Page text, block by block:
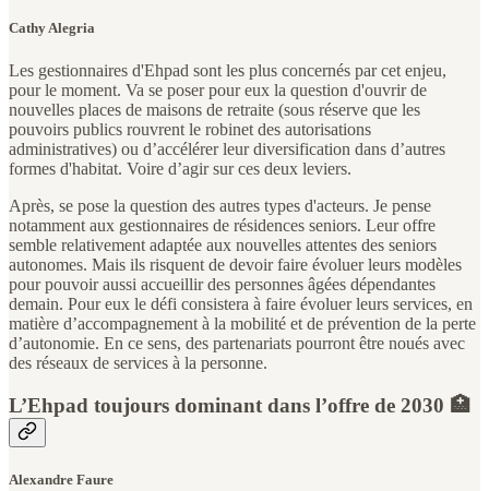
Cathy Alegria
Les gestionnaires d'Ehpad sont les plus concernés par cet enjeu,
pour le moment. Va se poser pour eux la question d'ouvrir de
nouvelles places de maisons de retraite (sous réserve que les
pouvoirs publics rouvrent le robinet des autorisations
administratives) ou d’accélérer leur diversification dans d’autres
formes d'habitat. Voire d’agir sur ces deux leviers.
Après, se pose la question des autres types d'acteurs. Je pense
notamment aux gestionnaires de résidences seniors. Leur offre
semble relativement adaptée aux nouvelles attentes des seniors
autonomes. Mais ils risquent de devoir faire évoluer leurs modèles
pour pouvoir aussi accueillir des personnes âgées dépendantes
demain. Pour eux le défi consistera à faire évoluer leurs services, en
matière d’accompagnement à la mobilité et de prévention de la perte
d’autonomie. En ce sens, des partenariats pourront être noués avec
des réseaux de services à la personne.
L’Ehpad toujours dominant dans l’offre de 2030 🏥
Alexandre Faure